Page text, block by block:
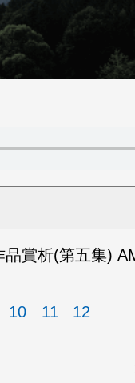
品賞析(第五集)
10 11 12